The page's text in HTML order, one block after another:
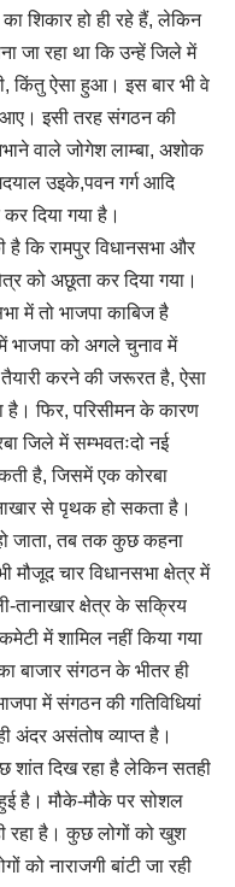
शिकार हो ही रहे हैं, लेकिन
जा रहा था कि उन्हें जिले में
किंतु ऐसा हुआ। इस बार भी वे
इसी तरह संगठन की
वाले जोगेश लाम्बा, अशोक
उइके,पवन गर्ग आदि
कर दिया गया है।
है कि रामपुर विधानसभा और
को अछूता कर दिया गया।
में तो भाजपा काबिज है
भाजपा को अगले चुनाव में
करने की जरूरत है, ऐसा
है। फिर, परिसीमन के कारण
जिले में सम्भवतःदो नई
है, जिसमें एक कोरबा
से पृथक हो सकता है।
जाता, तब तक कुछ कहना
मौजूद चार विधानसभा क्षेत्र में
तानाखार क्षेत्र के सक्रिय
में शामिल नहीं किया गया
बाजार संगठन के भीतर ही
में संगठन की गतिविधियां
अंदर असंतोष व्याप्त है।
शांत दिख रहा है लेकिन सतही
है। मौके-मौके पर सोशल
रहा है। कुछ लोगों को खुश
नाराजगी बांटी जा रही